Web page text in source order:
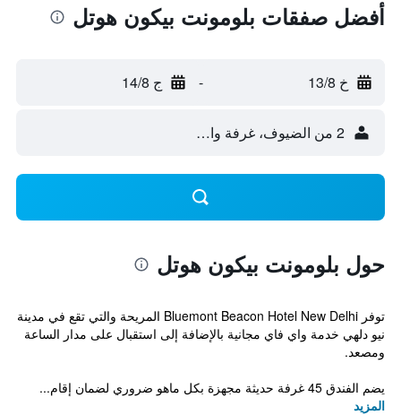
أفضل صفقات بلومونت بيكون هوتل
خ 13/8 - ج 14/8
2 من الضيوف، غرفة واحدة
حول بلومونت بيكون هوتل
توفر Bluemont Beacon Hotel New Delhi المريحة والتي تقع في مدينة
نيو دلهي خدمة واي فاي مجانية بالإضافة إلى استقبال على مدار الساعة
ومصعد.
يضم الفندق 45 غرفة حديثة مجهزة بكل ماهو ضروري لضمان إقام...
المزيد